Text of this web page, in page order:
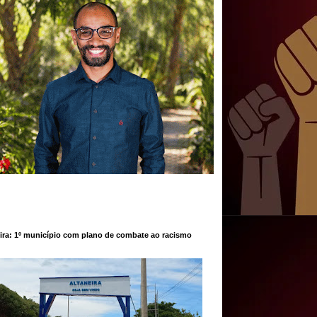
1º município com plano de combate ao racismo